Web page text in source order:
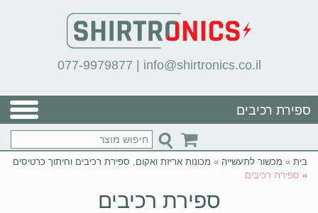
077-9979877 | info@shirtronics.co.il
ספירת רכיבים
בית » מכשור לתעשייה » מכונות אריזת ואקום, ספירת רכיבים וחיתוך כרטיסים
» ספירת רכיבים
ספירת רכיבים